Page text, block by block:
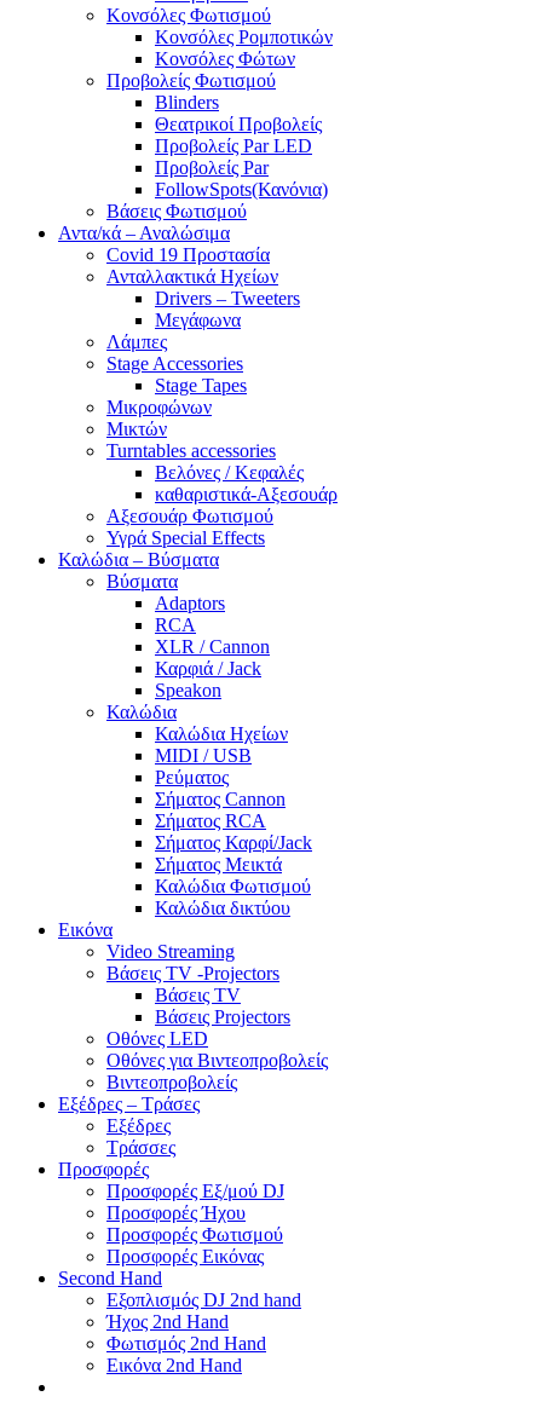
Κονσόλες Φωτισμού
Κονσόλες Ρομποτικών
Κονσόλες Φώτων
Προβολείς Φωτισμού
Blinders
Θεατρικοί Προβολείς
Προβολείς Par LED
Προβολείς Par
FollowSpots(Κανόνια)
Βάσεις Φωτισμού
Αντα/κά – Αναλώσιμα
Covid 19 Προστασία
Ανταλλακτικά Ηχείων
Drivers – Tweeters
Μεγάφωνα
Λάμπες
Stage Accessories
Stage Tapes
Μικροφώνων
Μικτών
Turntables accessories
Βελόνες / Κεφαλές
καθαριστικά-Αξεσουάρ
Αξεσουάρ Φωτισμού
Υγρά Special Effects
Καλώδια – Βύσματα
Βύσματα
Adaptors
RCA
XLR / Cannon
Καρφιά / Jack
Speakon
Καλώδια
Καλώδια Ηχείων
MIDI / USB
Ρεύματος
Σήματος Cannon
Σήματος RCA
Σήματος Καρφί/Jack
Σήματος Μεικτά
Καλώδια Φωτισμού
Καλώδια δικτύου
Εικόνα
Video Streaming
Βάσεις TV -Projectors
Βάσεις TV
Βάσεις Projectors
Οθόνες LED
Οθόνες για Βιντεοπροβολείς
Βιντεοπροβολείς
Εξέδρες – Τράσες
Εξέδρες
Τράσσες
Προσφορές
Προσφορές Εξ/μού DJ
Προσφορές Ήχου
Προσφορές Φωτισμού
Προσφορές Εικόνας
Second Hand
Εξοπλισμός DJ 2nd hand
Ήχος 2nd Hand
Φωτισμός 2nd Hand
Εικόνα 2nd Hand